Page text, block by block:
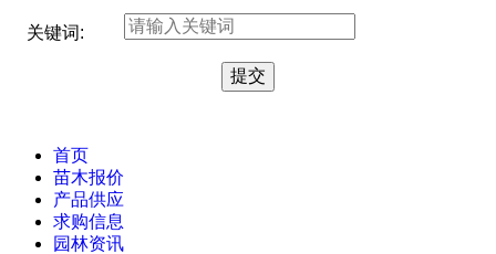
关键词:
首页
苗木报价
产品供应
求购信息
园林资讯